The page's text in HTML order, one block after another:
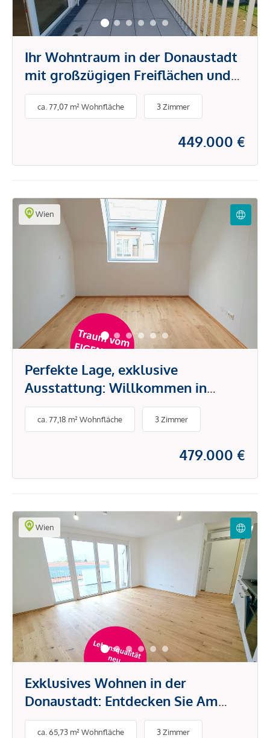
Ihr Wohntraum in der Donaustadt
mit großzügigen Freiflächen und
intelligenten Grundrissen
ca. 77,07 m² Wohnfläche 3 Zimmer
449.000 €
Wien
Perfekte Lage, exklusive
Ausstattung: Willkommen in
Ihrem neuen Zuhause
ca. 77,18 m² Wohnfläche 3 Zimmer
479.000 €
Wien
Exklusives Wohnen in der
Donaustadt: Entdecken Sie Am
Bienefeld!
ca. 65,73 m² Wohnfläche 3 Zimmer